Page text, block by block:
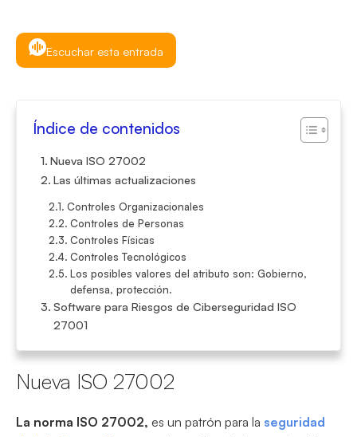
Escuchar esta entrada
Índice de contenidos
Nueva ISO 27002
Las últimas actualizaciones
Controles Organizacionales
Controles de Personas
Controles Físicas
Controles Tecnológicos
Los posibles valores del atributo son: Gobierno,
defensa, protección.
Software para Riesgos de Ciberseguridad ISO
27001
Nueva ISO 27002
La norma ISO 27002, es un patrón para la seguridad